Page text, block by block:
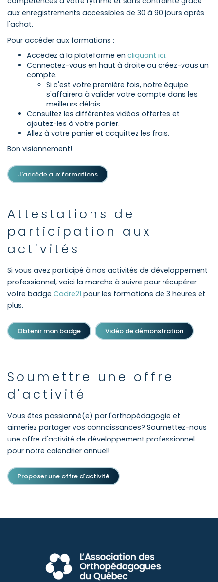
aux enregistrements accessibles de 30 à 90 jours après
l'achat.
Pour accéder aux formations :
Accédez à la plateforme en cliquant ici.
Connectez-vous en haut à droite ou créez-vous un
compte.
Si c'est votre première fois, notre équipe
s'affairera à valider votre compte dans les
meilleurs délais.
Consultez les différentes vidéos offertes et
ajoutez-les à votre panier.
Allez à votre panier et acquittez les frais.
Bon visionnement!
J'accède aux formations
Attestations de
participation aux
activités
Si vous avez participé à nos activités de développement
professionnel, voici la marche à suivre pour récupérer
votre badge Cadre21 pour les formations de 3 heures et
plus.
Obtenir mon badge Vidéo de démonstration
Soumettre une offre
d'activité
Vous êtes passionné(e) par l'orthopédagogie et
aimeriez partager vos connaissances? Soumettez-nous
une offre d'activité de développement professionnel
pour notre calendrier annuel!
Proposer une offre d'activité